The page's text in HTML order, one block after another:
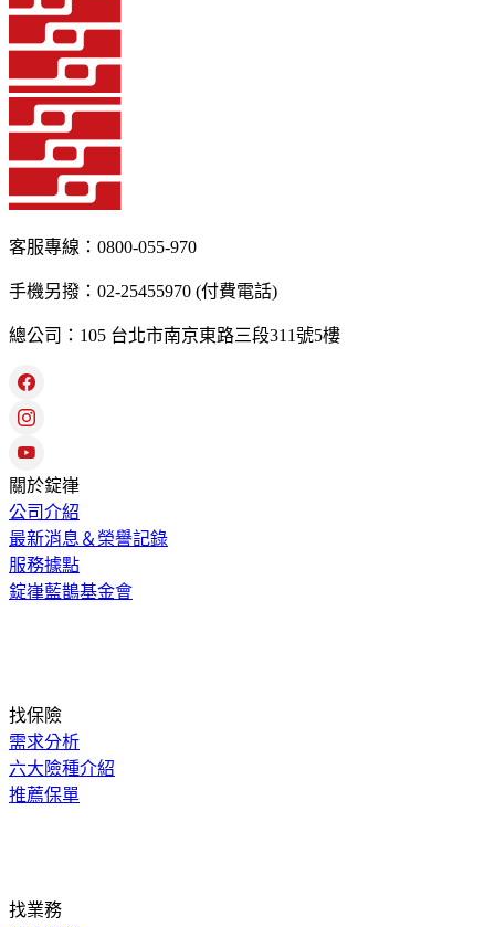
客服專線：0800-055-970
手機另撥：02-25455970 (付費電話)
總公司：105 台北市南京東路三段311號5樓
關於錠嵂
公司介紹
最新消息＆榮譽記錄
服務據點
錠嵂藍鵲基金會
找保險
需求分析
六大險種介紹
推薦保單
找業務